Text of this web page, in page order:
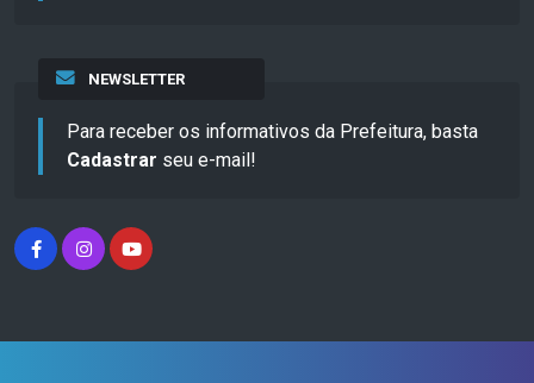
NEWSLETTER
Para receber os informativos da Prefeitura, basta
Cadastrar seu e-mail!